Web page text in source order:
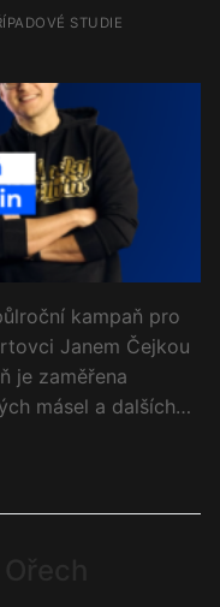
STUDIE
kampaň pro
Janem Čejkou
je zaměřena
másel a dalších…